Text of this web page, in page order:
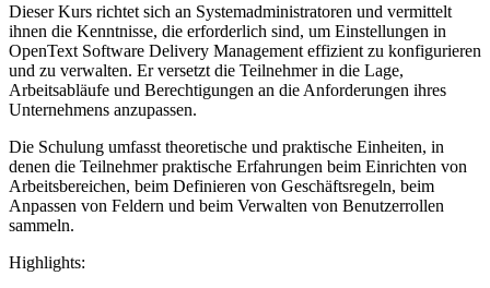
Dieser Kurs richtet sich an Systemadministratoren und vermittelt
ihnen die Kenntnisse, die erforderlich sind, um Einstellungen in
OpenText Software Delivery Management effizient zu konfigurieren
und zu verwalten. Er versetzt die Teilnehmer in die Lage,
Arbeitsabläufe und Berechtigungen an die Anforderungen ihres
Unternehmens anzupassen.
Die Schulung umfasst theoretische und praktische Einheiten, in
denen die Teilnehmer praktische Erfahrungen beim Einrichten von
Arbeitsbereichen, beim Definieren von Geschäftsregeln, beim
Anpassen von Feldern und beim Verwalten von Benutzerrollen
sammeln.
Highlights: